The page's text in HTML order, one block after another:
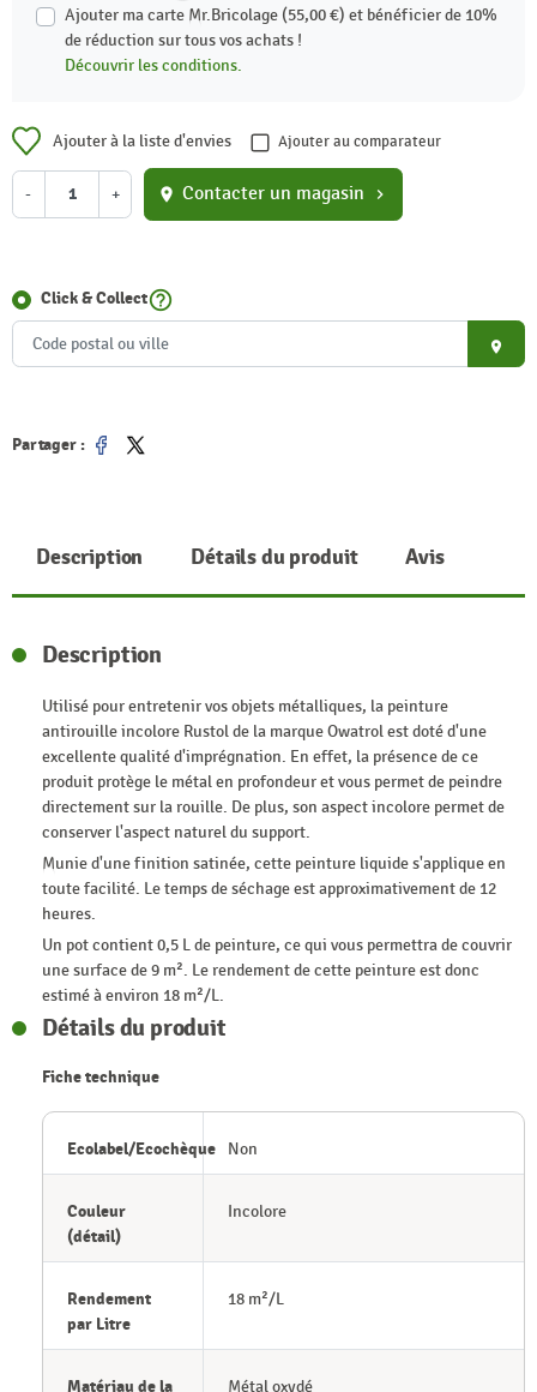
Ajouter ma carte Mr.Bricolage (55,00 €) et bénéficier de 10%
de réduction sur tous vos achats !
Découvrir les conditions.
Ajouter à la liste d'envies Ajouter au comparateur
- + location_on Contacter un magasin chevron_right
Click & Collecthelp_outline
place
Partager :
Partager
Tweet
Description Détails du produit Avis
Description
Utilisé pour entretenir vos objets métalliques, la peinture
antirouille incolore Rustol de la marque Owatrol est doté d'une
excellente qualité d'imprégnation. En effet, la présence de ce
produit protège le métal en profondeur et vous permet de peindre
directement sur la rouille. De plus, son aspect incolore permet de
conserver l'aspect naturel du support.
Munie d'une finition satinée, cette peinture liquide s'applique en
toute facilité. Le temps de séchage est approximativement de 12
heures.
Un pot contient 0,5 L de peinture, ce qui vous permettra de couvrir
une surface de 9 m². Le rendement de cette peinture est donc
estimé à environ 18 m²/L.
Détails du produit
Fiche technique
Ecolabel/Ecochèque Non
Couleur
(détail)
Incolore
Rendement
par Litre
18 m²/L
Matériau de la Métal oxydé